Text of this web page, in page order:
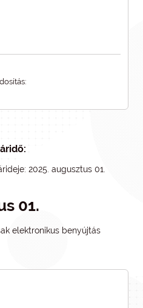
2025. augusztus 01.
01.
elektronikus benyújtás